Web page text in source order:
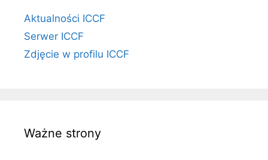
Aktualności ICCF
Serwer ICCF
Zdjęcie w profilu ICCF
Ważne strony